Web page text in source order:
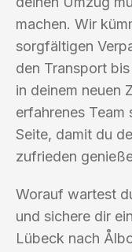
machen. Wir
sorgfältigen
den Transport
in deinem neuen
erfahrenes Team
Seite, damit du
zufrieden
Worauf wartest
und sichere dir
Lübeck nach